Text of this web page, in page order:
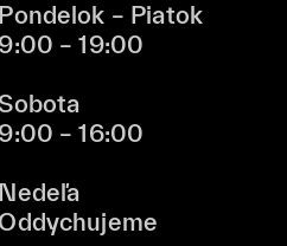
Pondelok – Piatok
9:00 – 19:00
9:00 – 16:00
Nedeľa
Oddychujeme